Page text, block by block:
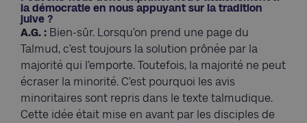
la démocratie en nous appuyant sur la tradition
juive ?
A.G. : Bien-sûr. Lorsqu’on prend une page du
Talmud, c’est toujours la solution prônée par la
majorité qui l’emporte. Toutefois, la majorité ne peut
écraser la minorité. C’est pourquoi les avis
minoritaires sont repris dans le texte talmudique.
Cette idée était mise en avant par les disciples de